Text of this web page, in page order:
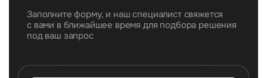
Заполните форму, и наш специалист свяжется
с вами в ближайшее время для подбора решения
под ваш запрос